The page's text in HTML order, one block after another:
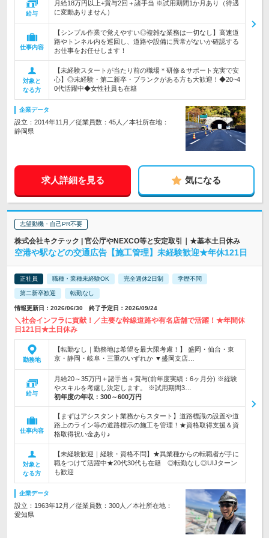
給与
月給18万円以上+賞与2回＋諸手当 ※試用期間1か月あり（待遇
に変動ありません）
仕事内容
【シンプル作業で覚えやすい◎複雑な業務は一切なし】高速道
路やトンネル内を巡回し、道路や設備に異常がないか確認する
お仕事をお任せします！
対象と
なる方
【未経験スタートが当たり前の職場＊研修＆サポート充実で安
心】◎未経験・第二新卒・ブランクがある方も大歓迎！◆20~4
0代活躍中◆女性社員も在籍
企業データ
設立：2014年11月／従業員数：45人／本社所在地：
静岡県
求人詳細を見る 気になる
志望動機・自己PR不要
株式会社キクテック | 官公庁やNEXCO等と安定取引｜★基本土日休み
空港や駅などの交通広告【施工管理】未経験歓迎★年休121日
正社員 職種・業種未経験OK 完全週休2日制 学歴不問
第二新卒歓迎 転勤なし
情報更新日：2026/06/30 終了予定日：2026/09/24
＼社会インフラに貢献！／主要な幹線道路や有名店舗で活躍！★年間休
日121日★土日休み
勤務地
【転勤なし｜勤務地は希望を最大限考慮！】 盛岡・仙台・東
京・静岡・岐阜・三重のいずれか ▼盛岡支店…
給与
月給20～35万円＋諸手当＋賞与(前年度実績：6ヶ月分) ※経験
やスキルを考慮し決定します。 ※試用期間3…
初年度の年収： 300～600万円
仕事内容
【まずはアシスタント業務からスタート】道路標識の設置や道
路上のライン等の道路標示の施工を管理！★資格取得支援＆資
格取得祝い金あり♪
対象と
なる方
【未経験歓迎｜経験・資格不問】★異業種からの転職者が手に
職をつけて活躍中★20代30代も在籍 ◎転勤なし◎UIJターン
も歓迎
企業データ
設立：1963年12月／従業員数：300人／本社所在地：
愛知県